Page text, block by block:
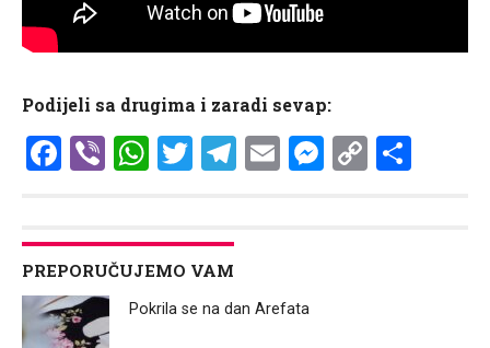
Podijeli sa drugima i zaradi sevap:
Facebook
ViberWhatsApp
Twitter
Telegram
EmailCopy
PREPORUČUJEMO VAM
Pokrila se na dan Arefata